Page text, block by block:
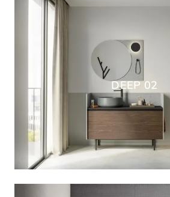
DEEP 02